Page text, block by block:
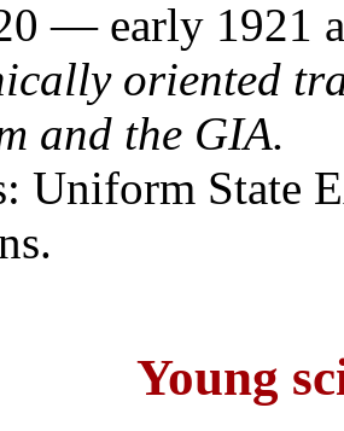
— early 1921
oriented
and the GIA.
Uniform State
Young